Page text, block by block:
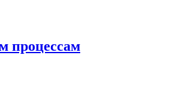
процессам